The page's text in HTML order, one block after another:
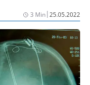
aus Italien,
das Projekt
verfolgt die Vision,
zu steuern,
zu
Verständnis
zu erlangen.
3 Min|25.05.2022